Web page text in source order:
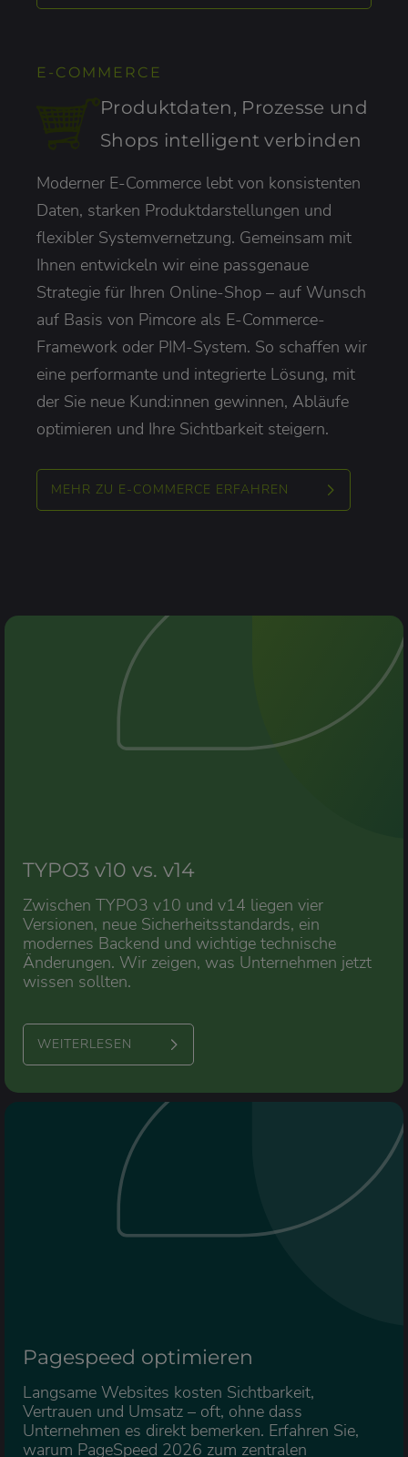
E-COMMERCE
Produktdaten, Prozesse und
Shops intelligent verbinden
Moderner E-Commerce lebt von konsistenten
Daten, starken Produktdarstellungen und
flexibler Systemvernetzung. Gemeinsam mit
Ihnen entwickeln wir eine passgenaue
Strategie für Ihren Online-Shop – auf Wunsch
auf Basis von Pimcore als E-Commerce-
Framework oder PIM-System. So schaffen wir
eine performante und integrierte Lösung, mit
der Sie neue Kund:innen gewinnen, Abläufe
optimieren und Ihre Sichtbarkeit steigern.
MEHR ZU E-COMMERCE ERFAHREN
TYPO3 v10 vs. v14
Zwischen TYPO3 v10 und v14 liegen vier
Versionen, neue Sicherheitsstandards, ein
modernes Backend und wichtige technische
Änderungen. Wir zeigen, was Unternehmen jetzt
wissen sollten.
WEITERLESEN
Pagespeed optimieren
Langsame Websites kosten Sichtbarkeit,
Vertrauen und Umsatz – oft, ohne dass
Unternehmen es direkt bemerken. Erfahren Sie,
warum PageSpeed 2026 zum zentralen